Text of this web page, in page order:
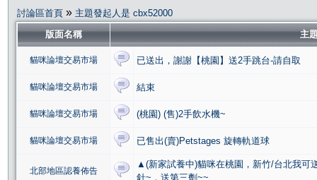
討論區首頁 » 主題發起人是 cbx52000
版面名稱
主
貓咪論壇交易市場 已送出，謝謝【桃園】送2手跳台-請自取
貓咪論壇交易市場 結束
貓咪論壇交易市場 (桃園) (售)2手飲水機~
貓咪論壇交易市場 已售出(賣)Petstages 旋轉軌道球
北部地區認養佈告
▲(新家試養中)貓咪在桃園，新竹/台北我
針~，送第三劑~~